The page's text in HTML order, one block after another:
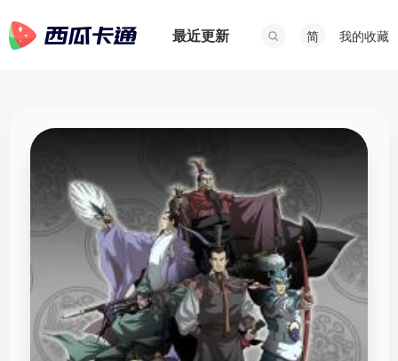
最近更新 简 我的收藏